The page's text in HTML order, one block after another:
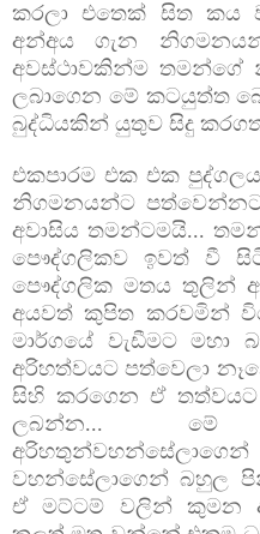
කරලා එතෙක් සිත කය
අන්අය ගැන
අවස්ථාවකින්ම තමන්ගේ
ලබාගෙන මේ කටයුත්ත
බුද්ධියකින් යුතුව සිදු
එකපාරම එක එක
නිගමනයන්ට
අවාසිය තමන්ටමයි...
පෞද්ගලිකව ඉවත් වී
පෞද්ගලික මතය තුලින්
අයවත් කුපිත කරවමින්
මාර්ගයේ වැඩීමට මහා
අරිහත්වයට පත්වෙලා
සිහි කරගෙන ඒ
ලබන්න...
වහන්සේලාගෙන් බහුල
ඒ මට්ටම් වලින් කුමන